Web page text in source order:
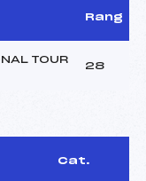
Rang
TOUR
28
Cat.